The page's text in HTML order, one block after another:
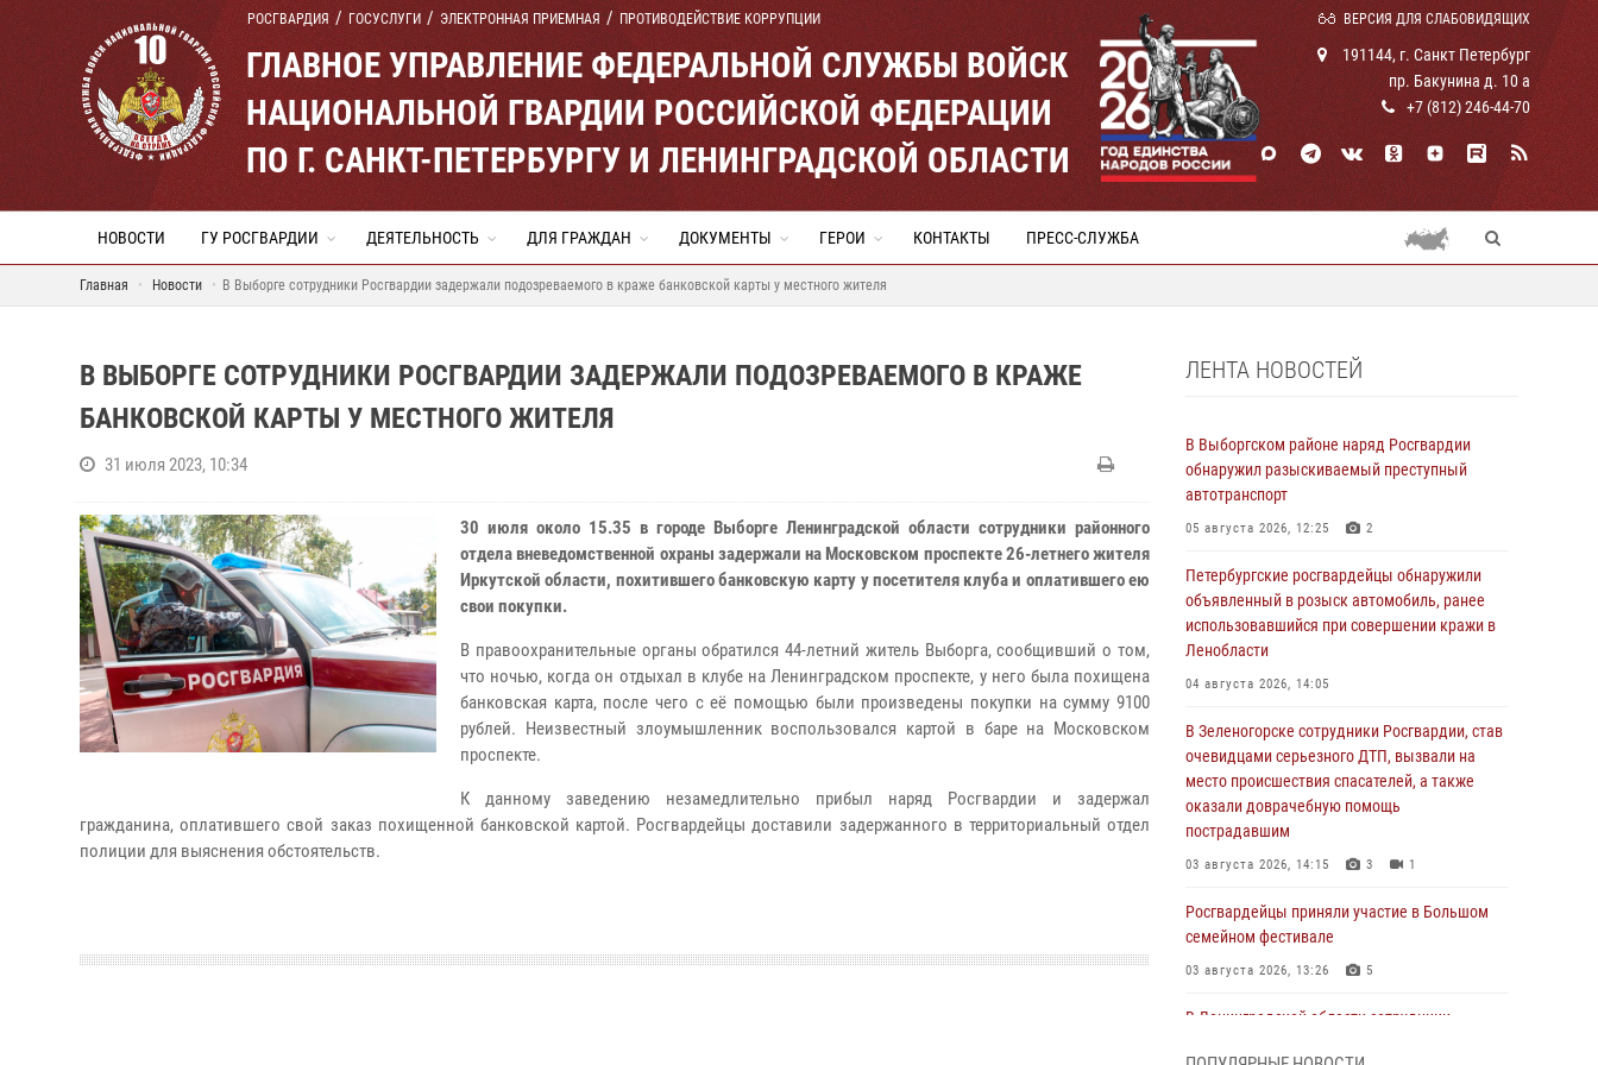
РОСГВАРДИЯ ГОСУСЛУГИ ЭЛЕКТРОННАЯ ПРИЕМНАЯ ПРОТИВОДЕЙСТВИЕ КОРРУПЦИИ ВЕРСИЯ ДЛЯ СЛАБОВИДЯЩИХ
ГЛАВНОЕ УПРАВЛЕНИЕ ФЕДЕРАЛЬНОЙ СЛУЖБЫ ВОЙСК
НАЦИОНАЛЬНОЙ ГВАРДИИ РОССИЙСКОЙ ФЕДЕРАЦИИ
ПО Г. САНКТ-ПЕТЕРБУРГУ И ЛЕНИНГРАДСКОЙ ОБЛАСТИ
191144, г. Санкт Петербург
пр. Бакунина д. 10 а
+7 (812) 246-44-70
НОВОСТИ ГУ РОСГВАРДИИ ДЕЯТЕЛЬНОСТЬ ДЛЯ ГРАЖДАН ДОКУМЕНТЫ ГЕРОИ КОНТАКТЫ ПРЕСС-СЛУЖБА
Главная Новости В Выборге сотрудники Росгвардии задержали подозреваемого в краже банковской карты у местного жителя
В ВЫБОРГЕ СОТРУДНИКИ РОСГВАРДИИ ЗАДЕРЖАЛИ ПОДОЗРЕВАЕМОГО В КРАЖЕ
БАНКОВСКОЙ КАРТЫ У МЕСТНОГО ЖИТЕЛЯ
31 июля 2023, 10:34
30 июля около 15.35 в городе Выборге Ленинградской области сотрудники районного
отдела вневедомственной охраны задержали на Московском проспекте 26-летнего жителя
Иркутской области, похитившего банковскую карту у посетителя клуба и оплатившего ею
свои покупки.
В правоохранительные органы обратился 44-летний житель Выборга, сообщивший о том,
что ночью, когда он отдыхал в клубе на Ленинградском проспекте, у него была похищена
банковская карта, после чего с её помощью были произведены покупки на сумму 9100
рублей. Неизвестный злоумышленник воспользовался картой в баре на Московском
проспекте.
К данному заведению незамедлительно прибыл наряд Росгвардии и задержал
гражданина, оплатившего свой заказ похищенной банковской картой. Росгвардейцы доставили задержанного в территориальный отдел
полиции для выяснения обстоятельств.
ЛЕНТА НОВОСТЕЙ
В Выборгском районе наряд Росгвардии
обнаружил разыскиваемый преступный
автотранспорт
05 августа 2026, 12:25 2
Петербургские росгвардейцы обнаружили
объявленный в розыск автомобиль, ранее
использовавшийся при совершении кражи в
Ленобласти
04 августа 2026, 14:05
В Зеленогорске сотрудники Росгвардии, став
очевидцами серьезного ДТП, вызвали на
место происшествия спасателей, а также
оказали доврачебную помощь
пострадавшим
03 августа 2026, 14:15 3 1
Росгвардейцы приняли участие в Большом
семейном фестивале
03 августа 2026, 13:26 5
В Ленинградской области сотрудники